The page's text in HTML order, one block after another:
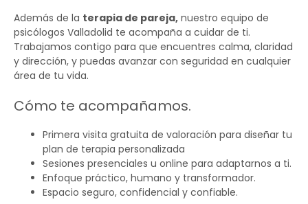
Además de la terapia de pareja, nuestro equipo de
psicólogos Valladolid te acompaña a cuidar de ti.
Trabajamos contigo para que encuentres calma, claridad
y dirección, y puedas avanzar con seguridad en cualquier
área de tu vida.
Cómo te acompañamos.
Primera visita gratuita de valoración para diseñar tu
plan de terapia personalizada
Sesiones presenciales u online para adaptarnos a ti.
Enfoque práctico, humano y transformador.
Espacio seguro, confidencial y confiable.